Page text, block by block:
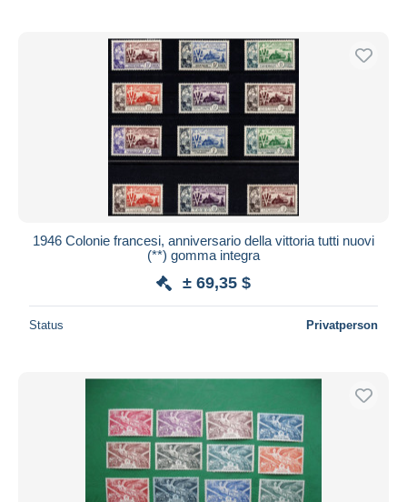
1946 Colonie francesi, anniversario della vittoria tutti nuovi
(**) gomma integra
± 69,35 $
Status Privatperson